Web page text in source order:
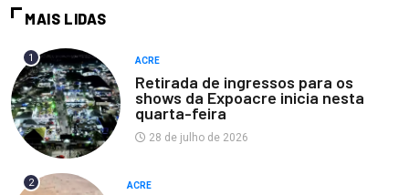
MAIS LIDAS
1 ACRE
Retirada de ingressos para os
shows da Expoacre inicia nesta
quarta-feira
28 de julho de 2026
2 ACRE